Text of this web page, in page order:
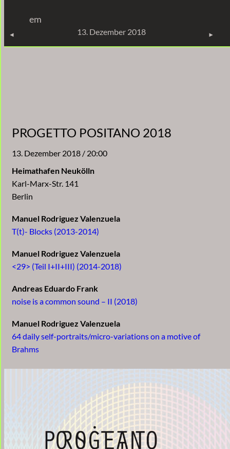
springen
em
13. Dezember 2018
PROGETTO POSITANO 2018
13. Dezember 2018 / 20:00
Heimathafen Neukölln
Karl-Marx-Str. 141
Berlin
Manuel Rodriguez Valenzuela
T(t)- Blocks (2013-2014)
Manuel Rodriguez Valenzuela
<29> (Teil I+II+III) (2014-2018)
Andreas Eduardo Frank
noise is a common sound – II (2018)
Manuel Rodriguez Valenzuela
64 daily self-portraits/micro-variations on a motive of
Brahms